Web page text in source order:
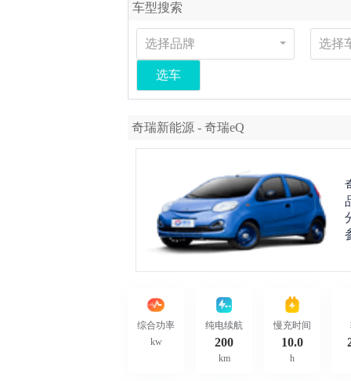
车型搜索
选择品牌 选择
选车
奇瑞新能源 - 奇瑞eQ
综合功率
kw
纯电续航
200
km
慢充时间
10.0
h